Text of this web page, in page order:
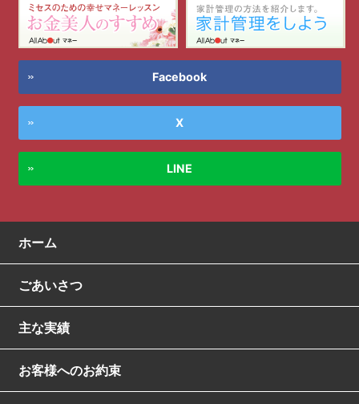
Facebook
X
LINE
ホーム
ごあいさつ
主な実績
お客様へのお約束